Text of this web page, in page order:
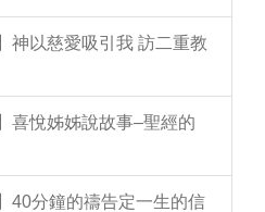
神以慈愛吸引我 訪二重教
喜悅姊姊說故事–聖經的
40分鐘的禱告定一生的信